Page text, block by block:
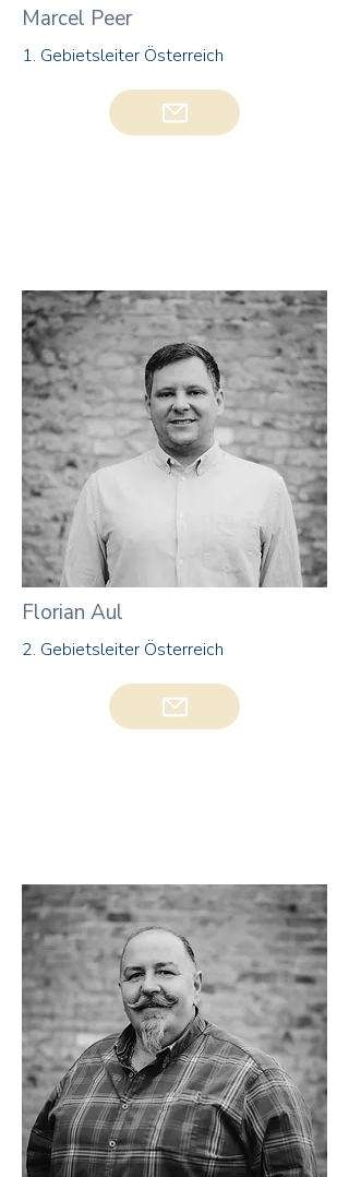
Marcel Peer
1. Gebietsleiter Österreich
Florian Aul
2. Gebietsleiter Österreich